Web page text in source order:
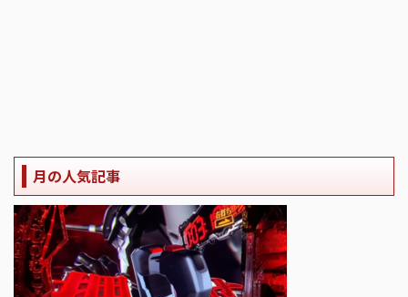
月の人気記事